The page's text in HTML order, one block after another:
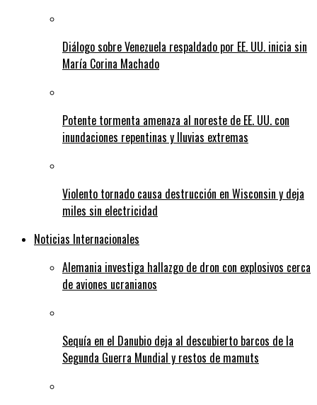
Diálogo sobre Venezuela respaldado por EE. UU. inicia sin
María Corina Machado
Potente tormenta amenaza al noreste de EE. UU. con
inundaciones repentinas y lluvias extremas
Violento tornado causa destrucción en Wisconsin y deja
miles sin electricidad
Noticias Internacionales
Alemania investiga hallazgo de dron con explosivos cerca
de aviones ucranianos
Sequía en el Danubio deja al descubierto barcos de la
Segunda Guerra Mundial y restos de mamuts